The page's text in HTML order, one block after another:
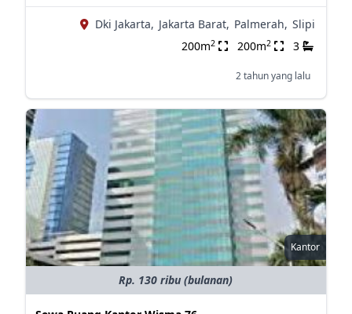
Dki Jakarta, Jakarta Barat, Palmerah, Slipi
200m2 200m2 3
2 tahun yang lalu
Kantor
Rp. 130 ribu (bulanan)